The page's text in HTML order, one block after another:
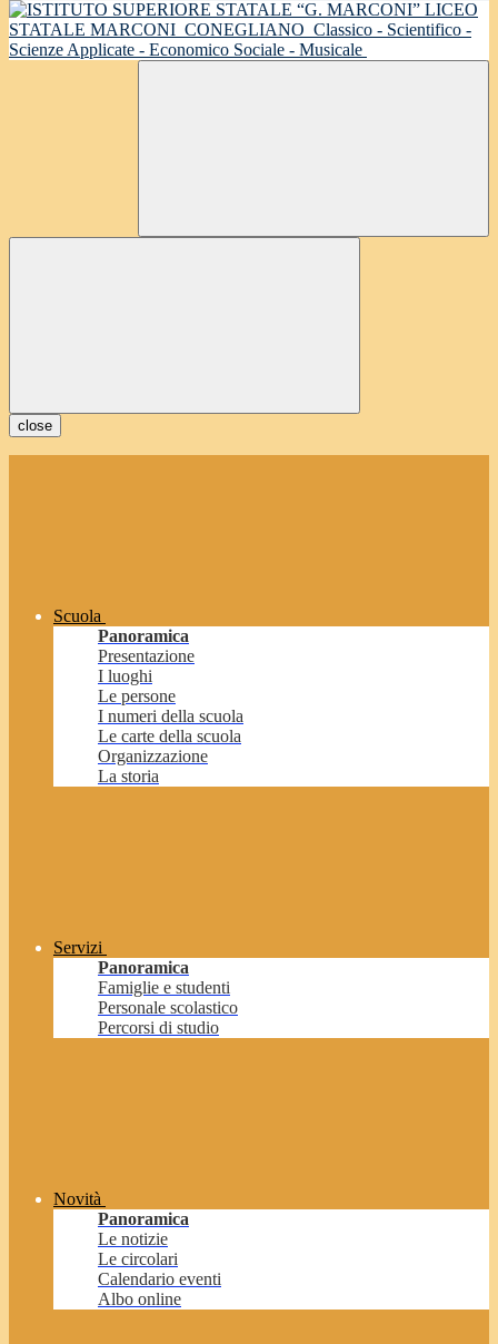
LICEO
STATALE MARCONI CONEGLIANO Classico - Scientifico -
Scienze Applicate - Economico Sociale - Musicale
close
Scuola
Panoramica
Presentazione
I luoghi
Le persone
I numeri della scuola
Le carte della scuola
Organizzazione
La storia
Servizi
Panoramica
Famiglie e studenti
Personale scolastico
Percorsi di studio
Novità
Panoramica
Le notizie
Le circolari
Calendario eventi
Albo online